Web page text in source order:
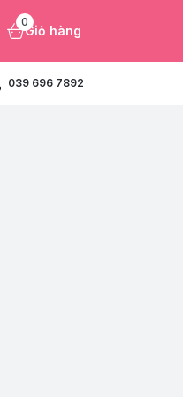
0
Giỏ hàng
039 696 7892